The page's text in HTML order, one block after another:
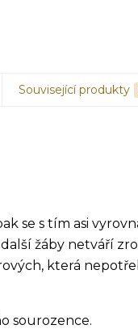
Související produkty
se s tím asi
žáby netváří
která
sourozence.